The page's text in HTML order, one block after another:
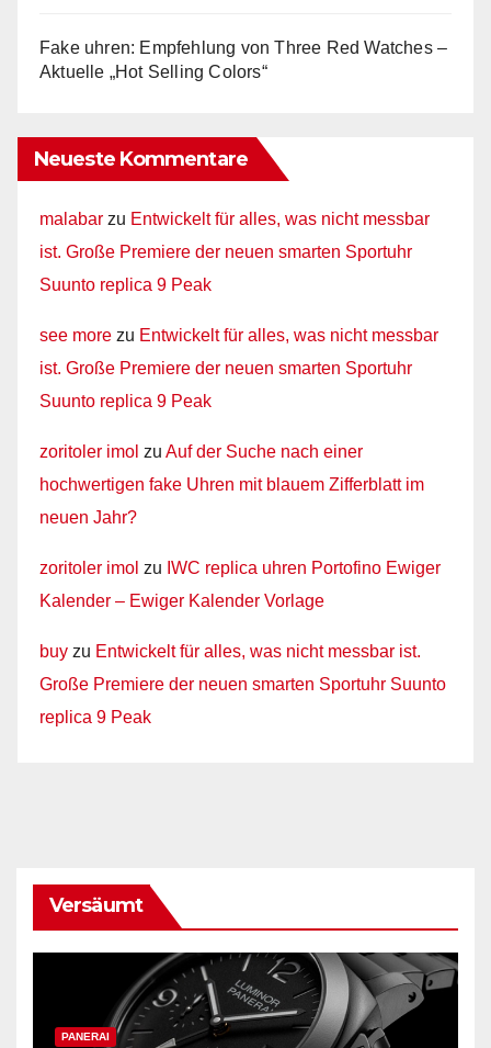
Fake uhren: Empfehlung von Three Red Watches –
Aktuelle „Hot Selling Colors“
Neueste Kommentare
malabar zu Entwickelt für alles, was nicht messbar
ist. Große Premiere der neuen smarten Sportuhr
Suunto replica 9 Peak
see more zu Entwickelt für alles, was nicht messbar
ist. Große Premiere der neuen smarten Sportuhr
Suunto replica 9 Peak
zoritoler imol zu Auf der Suche nach einer
hochwertigen fake Uhren mit blauem Zifferblatt im
neuen Jahr?
zoritoler imol zu IWC replica uhren Portofino Ewiger
Kalender – Ewiger Kalender Vorlage
buy zu Entwickelt für alles, was nicht messbar ist.
Große Premiere der neuen smarten Sportuhr Suunto
replica 9 Peak
Versäumt
PANERAI